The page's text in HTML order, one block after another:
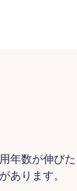
年数が伸びた
あります。